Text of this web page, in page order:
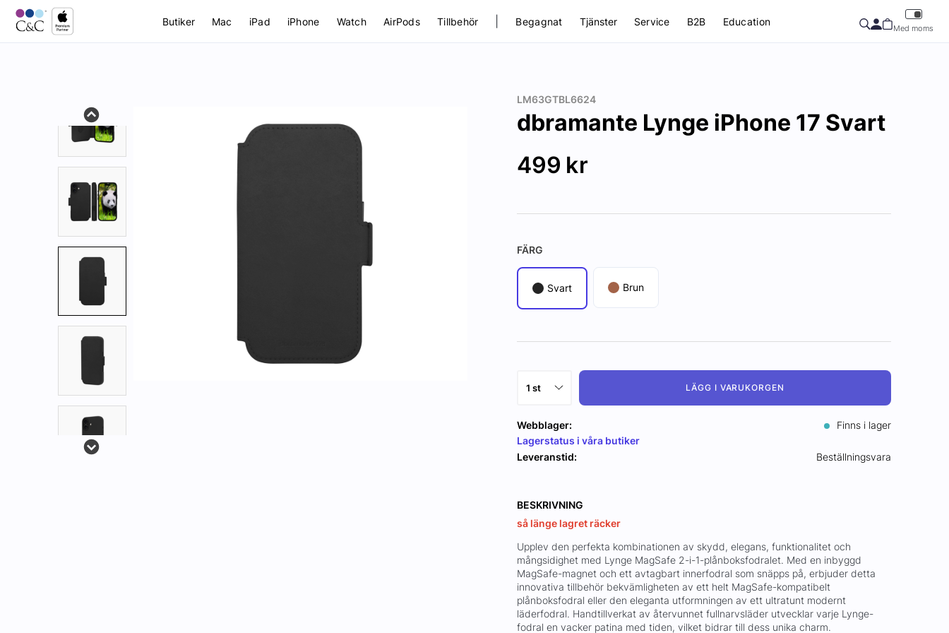
Butiker Mac iPad iPhone Watch AirPods Tillbehör Begagnat Tjänster Service B2B Education
Med moms
LM63GTBL6624
dbramante Lynge iPhone 17 Svart
499 kr
FÄRG
Svart Brun
LÄGG I VARUKORGEN
Webblager:
Finns i lager
Lagerstatus i våra butiker
Leveranstid:
Beställningsvara
BESKRIVNING
så länge lagret räcker
Upplev den perfekta kombinationen av skydd, elegans, funktionalitet och
mångsidighet med Lynge MagSafe 2-i-1-plånboksfodralet. Med en inbyggd
MagSafe-magnet och ett avtagbart innerfodral som snäpps på, erbjuder detta
innovativa tillbehör bekvämligheten av ett helt MagSafe-kompatibelt
plånboksfodral eller den eleganta utformningen av ett ultratunt modernt
läderfodral. Handtillverkat av återvunnet fullnarvsläder utvecklar varje Lynge-
fodral en vacker patina med tiden, vilket bidrar till dess unika charm.